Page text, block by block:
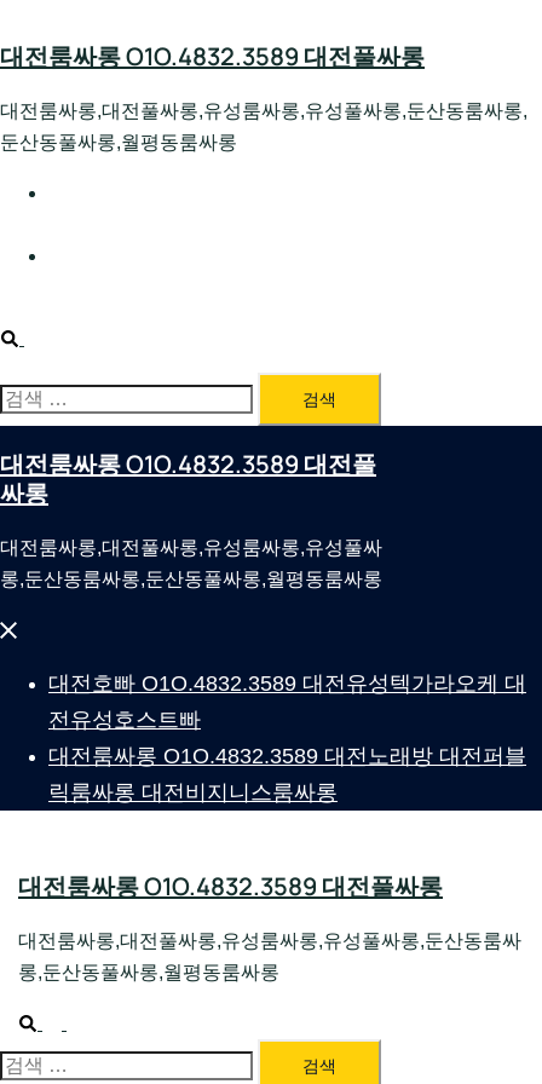
to
대전룸싸롱 O1O.4832.3589 대전풀싸롱
대전룸싸롱,대전풀싸롱,유성룸싸롱,유성풀싸롱,둔산동룸싸롱,
둔산동풀싸롱,월평동룸싸롱
Search
검
색:
대전룸싸롱 O1O.4832.3589 대전풀
싸롱
대전룸싸롱,대전풀싸롱,유성룸싸롱,유성풀싸
롱,둔산동룸싸롱,둔산동풀싸롱,월평동룸싸롱
Close
대전호빠 O1O.4832.3589 대전유성텍가라오케 대
전유성호스트빠
대전룸싸롱 O1O.4832.3589 대전노래방 대전퍼블
릭룸싸롱 대전비지니스룸싸롱
대전룸싸롱 O1O.4832.3589 대전풀싸롱
대전룸싸롱,대전풀싸롱,유성룸싸롱,유성풀싸롱,둔산동룸싸
롱,둔산동풀싸롱,월평동룸싸롱
Search
menu
검